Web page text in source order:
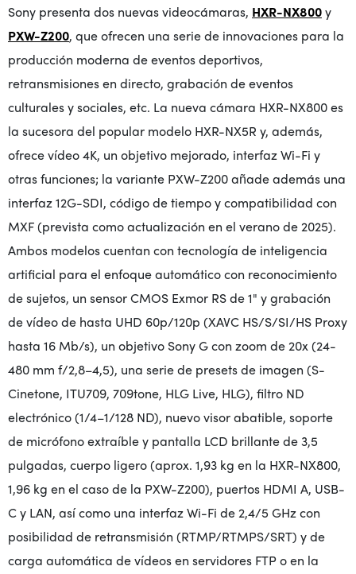
Sony presenta dos nuevas videocámaras, HXR-NX800y
PXW-Z200, que ofrecen una serie de innovaciones para la
producción moderna de eventos deportivos,
retransmisiones en directo, grabación de eventos
culturales y sociales, etc. La nueva cámara HXR-NX800 es
la sucesora del popular modelo HXR-NX5R y, además,
ofrece vídeo 4K, un objetivo mejorado, interfaz Wi-Fi y
otras funciones; la variante PXW-Z200 añade además una
interfaz 12G-SDI, código de tiempo y compatibilidad con
MXF (prevista como actualización en el verano de 2025).
Ambos modelos cuentan con tecnología de inteligencia
artificial para el enfoque automático con reconocimiento
de sujetos, un sensor CMOS Exmor RS de 1" y grabación
de vídeo de hasta UHD 60p/120p (XAVC HS/S/SI/HS Proxy
hasta 16 Mb/s), un objetivo Sony G con zoom de 20x (24-
480 mm f/2,8–4,5), una serie de presets de imagen (S-
Cinetone, ITU709, 709tone, HLG Live, HLG), filtro ND
electrónico (1/4–1/128 ND), nuevo visor abatible, soporte
de micrófono extraíble y pantalla LCD brillante de 3,5
pulgadas, cuerpo ligero (aprox. 1,93 kg en la HXR-NX800,
1,96 kg en el caso de la PXW-Z200), puertos HDMI A, USB-
C y LAN, así como una interfaz Wi-Fi de 2,4/5 GHz con
posibilidad de retransmisión (RTMP/RTMPS/SRT) y de
carga automática de vídeos en servidores FTP o en la